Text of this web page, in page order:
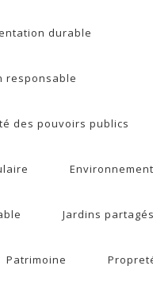
durable
responsable
des pouvoirs publics
Environnement
Jardins partagés
Patrimoine